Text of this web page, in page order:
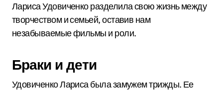
Лариса Удовиченко разделила свою жизнь между
творчеством и семьей, оставив нам
незабываемые фильмы и роли.
Браки и дети
Удовиченко Лариса была замужем трижды. Ее